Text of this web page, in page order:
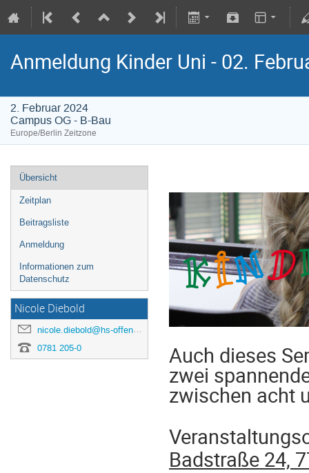
Anmeldung Kinder Uni - 02.
2. Februar 2024
Campus OG - B-Bau
Europe/Berlin Zeitzone
Übersicht
Zeitplan
Beitragsliste
Anmeldung
Informationen zum
Datenschutz
Nicole Diebold
nicole.diebold@hs-offenburg.de
0781 205-0
Auch dieses
zwei
zwischen acht
Badstraße 24,